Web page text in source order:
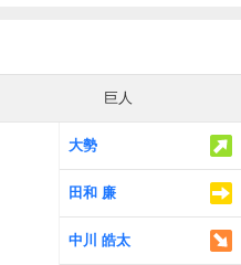
巨人
大勢
田和 廉
中川 皓太